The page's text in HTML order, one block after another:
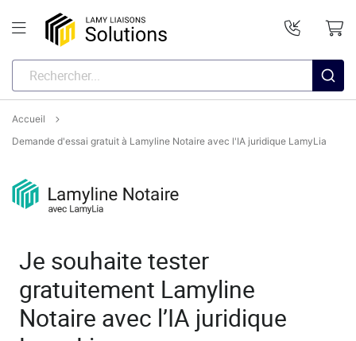
Accueil
Demande d'essai gratuit à Lamyline Notaire avec l'IA juridique LamyLia